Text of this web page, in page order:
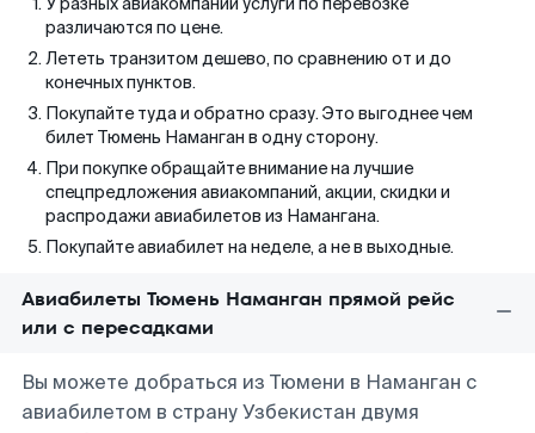
различаются по цене.
Лететь транзитом дешево, по сравнению от и до
конечных пунктов.
Покупайте туда и обратно сразу. Это выгоднее чем
билет Тюмень Наманган в одну сторону.
При покупке обращайте внимание на лучшие
спецпредложения авиакомпаний, акции, скидки и
распродажи авиабилетов из Намангана.
Покупайте авиабилет на неделе, а не в выходные.
Авиабилеты Тюмень Наманган прямой рейс
или с пересадками
Вы можете добраться из Тюмени в Наманган с
авиабилетом в страну Узбекистан двумя